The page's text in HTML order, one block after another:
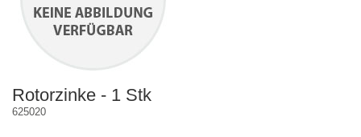
Rotorzinke - 1 Stk
625020